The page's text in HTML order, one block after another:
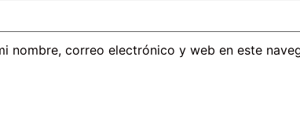
nombre, correo electrónico y web en este